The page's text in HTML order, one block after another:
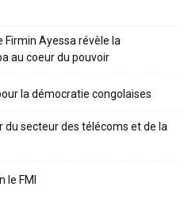
Firmin Ayessa révèle la
au coeur du pouvoir
la démocratie congolaises
du secteur des télécoms et de la
le FMI